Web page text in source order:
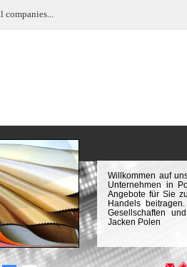
companies...
Willkommen auf
Unternehmen in
Angebote für Sie
Handels
Gesellschaften
Jacken Polen